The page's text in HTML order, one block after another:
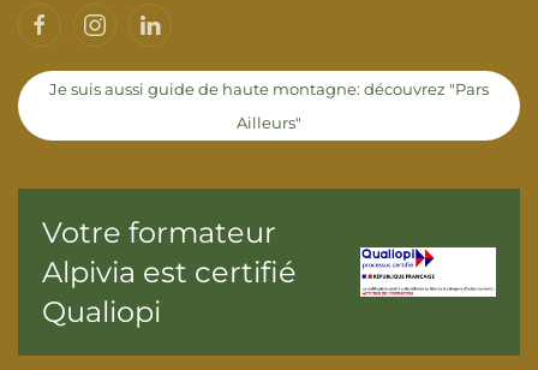
Je suis aussi guide de haute montagne: découvrez "Pars
Ailleurs"
Votre formateur
Alpivia est certifié
Qualiopi